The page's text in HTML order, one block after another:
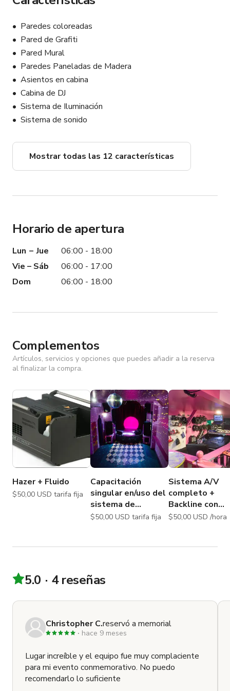
personal operativo.
Paredes coloreadas
Pared de Grafiti
Pared Mural
Paredes Paneladas de Madera
Asientos en cabina
Cabina de DJ
Sistema de Iluminación
Sistema de sonido
Mostrar todas las 12 características
Horario de apertura
Lun – Jue
06:00 - 18:00
Vie – Sáb
06:00 - 17:00
Dom
06:00 - 18:00
Complementos
Artículos, servicios y opciones que puedes añadir a la reserva
al finalizar la compra.
Hazer + Fluido
$50,00 USD tarifa fija
Capacitación
singular en/uso del
sistema de
iluminación DMX
$50,00 USD tarifa fija
Sistema A/V
completo +
Backline con
ingeniero $50,00 USD /hora
5.0 4 reseñas
Christopher C.reservó a memorial
hace 9 meses
Lugar increíble y el equipo fue muy complaciente
para mi evento conmemorativo. No puedo
recomendarlo lo suficiente